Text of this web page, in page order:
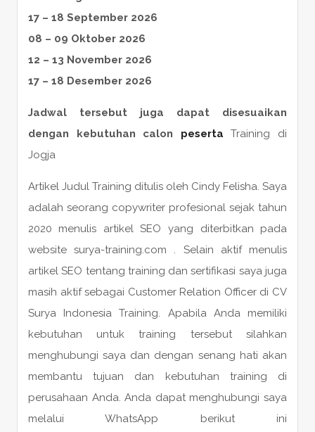
17 – 18 September 2026
08 – 09 Oktober 2026
12 – 13 November 2026
17 – 18 Desember 2026
Jadwal tersebut juga dapat disesuaikan
dengan kebutuhan calon
peserta Training di
Jogja
Artikel Judul Training ditulis oleh Cindy Felisha. Saya
adalah seorang copywriter profesional sejak tahun
2020 menulis artikel SEO yang diterbitkan pada
website surya-training.com . Selain aktif menulis
artikel SEO tentang training dan sertifikasi saya juga
masih aktif sebagai Customer Relation Officer di CV
Surya Indonesia Training. Apabila Anda memiliki
kebutuhan untuk training tersebut silahkan
menghubungi saya dan dengan senang hati akan
membantu tujuan dan kebutuhan training di
perusahaan Anda. Anda dapat menghubungi saya
melalui WhatsApp berikut ini